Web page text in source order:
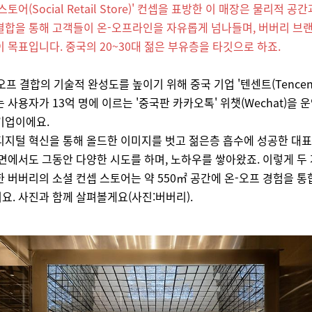
토어(Social Retail Store)' 컨셉을 표방한 이 매장은 물리적 공간
합을 통해 고객들이 온-오프라인을 자유롭게 넘나들며, 버버리 브
목표입니다. 중국의 20~30대 젊은 부유층을 타깃으로 하죠.
프 결합의 기술적 완성도를 높이기 위해 중국 기업 '텐센트
사용자가 13억 명에 이르는 '중국판 카카오톡' 위챗(Wechat)을
업이에요.
지털 혁신을 통해 올드한 이미지를 벗고 젊은층 흡수에 성공한 대
에서도 그동안 다양한 시도를 하며, 노하우를 쌓아왔죠. 이렇게 두
버버리의 소셜 컨셉 스토어는 약 550㎡ 공간에 온-오프 경험을 통
.사진과 함께 살펴볼게요(사진:버버리).